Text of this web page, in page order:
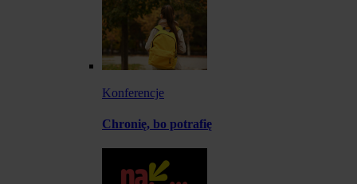
Konferencje
Chronię, bo potrafię